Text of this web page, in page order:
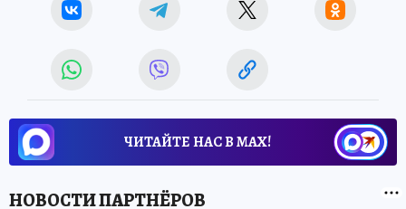
ЧИТАЙТЕ НАС В МАХ!